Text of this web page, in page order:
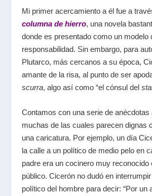
Mi primer acercamiento a él fue a
columna de hierro, una novela
donde es presentado como un modelo
responsabilidad. Sin embargo, para
Plutarco, más cercanos a su época,
amante de la risa, al punto de ser
scurra, algo así como “el cónsul del
Contamos con una serie de anécdotas
muchas de las cuales parecen dignas
una caricatura. Por ejemplo, un día
la calle a un político de medio pelo en
padre era un cocinero muy reconocido
público. Cicerón no dudó en
político del hombre para decir: “Por un